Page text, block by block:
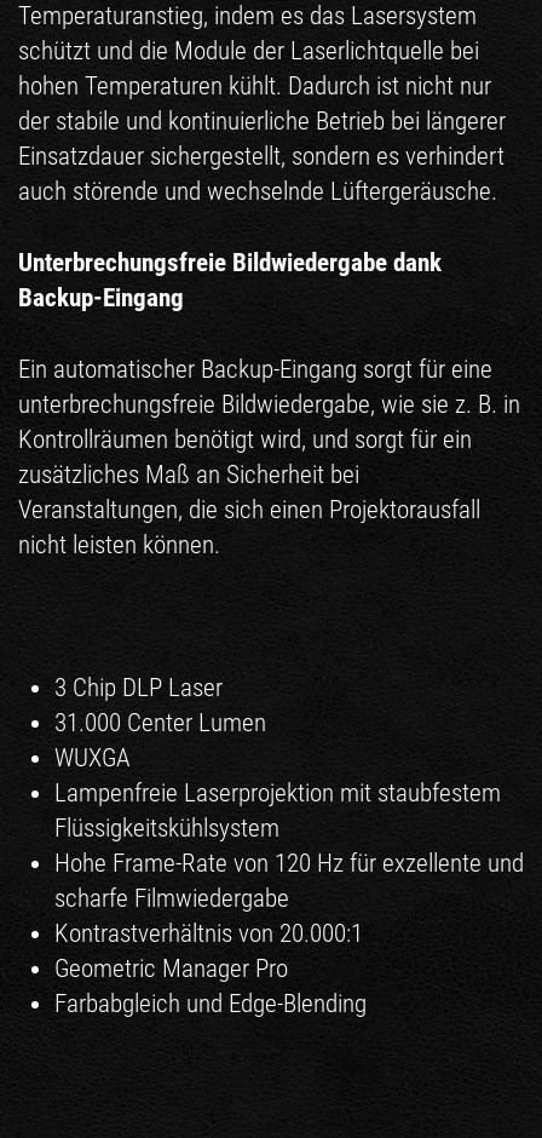
Temperaturanstieg, indem es das Lasersystem
schützt und die Module der Laserlichtquelle bei
hohen Temperaturen kühlt. Dadurch ist nicht nur
der stabile und kontinuierliche Betrieb bei längerer
Einsatzdauer sichergestellt, sondern es verhindert
auch störende und wechselnde Lüftergeräusche.
Unterbrechungsfreie Bildwiedergabe dank
Backup-Eingang
Ein automatischer Backup-Eingang sorgt für eine
unterbrechungsfreie Bildwiedergabe, wie sie z. B. in
Kontrollräumen benötigt wird, und sorgt für ein
zusätzliches Maß an Sicherheit bei
Veranstaltungen, die sich einen Projektorausfall
nicht leisten können.
3 Chip DLP Laser
31.000 Center Lumen
WUXGA
Lampenfreie Laserprojektion mit staubfestem
Flüssigkeitskühlsystem
Hohe Frame-Rate von 120 Hz für exzellente und
scharfe Filmwiedergabe
Kontrastverhältnis von 20.000:1
Geometric Manager Pro
Farbabgleich und Edge-Blending